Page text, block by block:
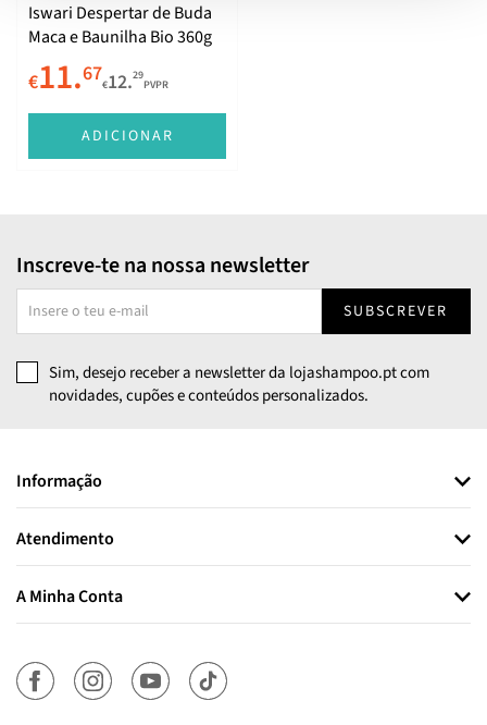
Iswari Despertar de Buda
Maca e Baunilha Bio 360g
€11.67€12.29
PVPR
ADICIONAR
Inscreve-te na nossa newsletter
SUBSCREVER
Sim, desejo receber a newsletter da lojashampoo.pt com
novidades, cupões e conteúdos personalizados.
Informação
Atendimento
A Minha Conta